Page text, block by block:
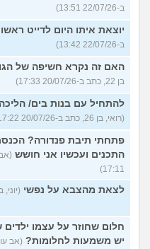
ב-22/07/26 13:51)
יוצאת איתו היום לדייט
ב-22/07/26 13:42)
האם זה נקרא חשיפה של
בן 22, כתב ב-20/07/26 17:33)
להתחיל עם בנות בים/
(רואי, בן 26, כתב ב-20/07/26 17:22)
פתחתי תיבת פנדורה?
התכנים ועכשיו אני חושש
17:11)
לצאת מהצבא על נפשי (יוני, בן 19, כתב ב-20/07/26
חלום שחוזר על עצמו
יש משמעות לחלומות?